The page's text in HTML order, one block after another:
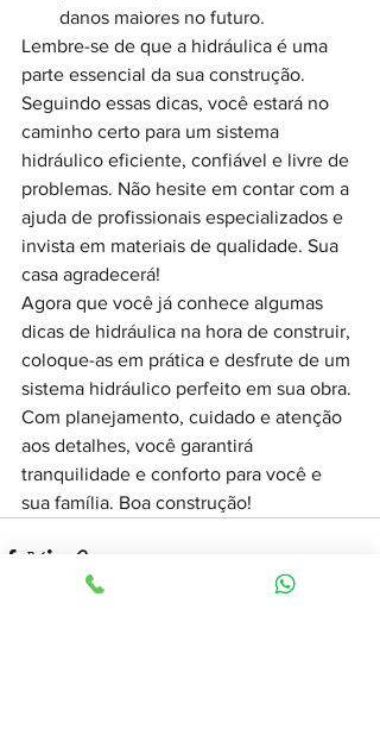
danos maiores no futuro.
Lembre-se de que a hidráulica é uma
parte essencial da sua construção.
Seguindo essas dicas, você estará no
caminho certo para um sistema
hidráulico eficiente, confiável e livre de
problemas. Não hesite em contar com a
ajuda de profissionais especializados e
invista em materiais de qualidade. Sua
casa agradecerá!
Agora que você já conhece algumas
dicas de hidráulica na hora de construir,
coloque-as em prática e desfrute de um
sistema hidráulico perfeito em sua obra.
Com planejamento, cuidado e atenção
aos detalhes, você garantirá
tranquilidade e conforto para você e
sua família. Boa construção!